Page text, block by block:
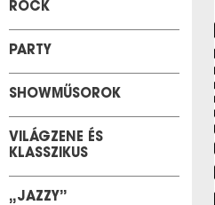
ROCK
PARTY
SHOWMŰSOROK
VILÁGZENE ÉS
KLASSZIKUS
„JAZZY”